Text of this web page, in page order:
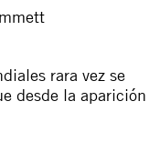
rara vez se
desde la aparición